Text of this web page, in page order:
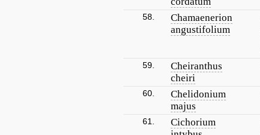
58.
Chamaenerion
angustifolium
59.
Cheiranthus
cheiri
60.
Chelidonium
majus
61.
Cichorium